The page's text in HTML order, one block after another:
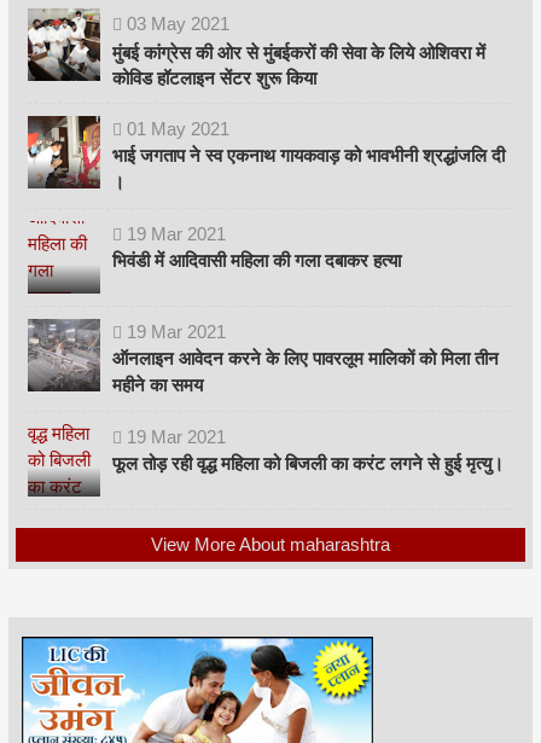
03 May 2021
मुंबई कांग्रेस की ओर से मुंबईकरों की सेवा के लिये ओशिवरा में
कोविड हॉटलाइन सेंटर शुरू किया
01 May 2021
भाई जगताप ने स्व एकनाथ गायकवाड़ को भावभीनी श्रद्धांजलि दी
।
19 Mar 2021
भिवंडी में आदिवासी महिला की गला दबाकर हत्या
19 Mar 2021
ऑनलाइन आवेदन करने के लिए पावरलूम मालिकों को मिला तीन
महीने का समय
19 Mar 2021
फूल तोड़ रही वृद्ध महिला को बिजली का करंट लगने से हुई मृत्यु।
View More About maharashtra